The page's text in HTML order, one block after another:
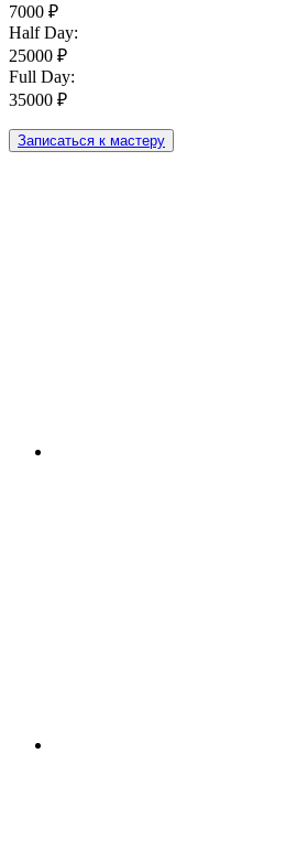
7000 ₽
Half Day:
25000 ₽
Full Day:
35000 ₽
Записаться к мастеру